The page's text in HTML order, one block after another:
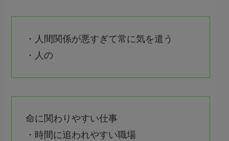
・人間関係が悪すぎて常に気を遣う
・人の
命に関わりやすい仕事
・時間に追われやすい職場